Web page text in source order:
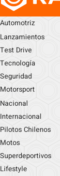
Automotriz
Lanzamientos
Test Drive
Tecnología
Seguridad
Motorsport
Nacional
Internacional
Pilotos Chilenos
Motos
Superdeportivos
Lifestyle